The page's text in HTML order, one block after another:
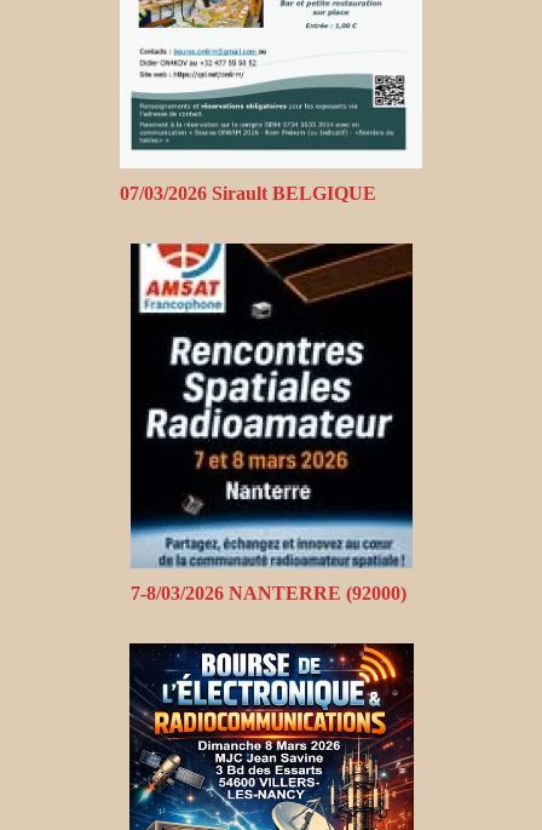
07/03/2026 Sirault BELGIQUE
7-8/03/2026 NANTERRE (92000)